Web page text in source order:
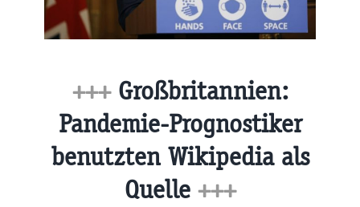
+++Großbritannien:
Pandemie-Prognostiker
benutzten Wikipedia als
Quelle +++